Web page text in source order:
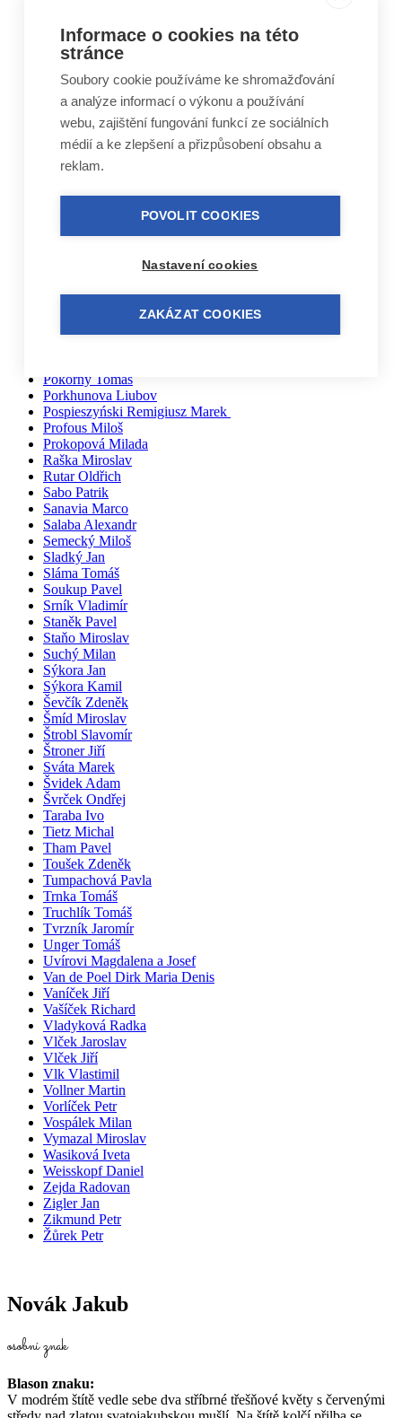
Mikoláš Zdeněk
Mikulášek Josef
Mikuláštíková Petra
Mikyska Jan
Moravec Jiří
Mošna Josef
Nitra Josef
Nohel Marcel
Novák Jakub
Palíkovi Irena a Martin
Pazderka Dalibor
Pokorný Tomáš
Porkhunova Liubov
Pospieszyński Remigiusz Marek
Profous Miloš
Prokopová Milada
Raška Miroslav
Rutar Oldřich
Sabo Patrik
Sanavia Marco
Salaba Alexandr
Semecký Miloš
Sladký Jan
Sláma Tomáš
Soukup Pavel
Srník Vladimír
Staněk Pavel
Staňo Miroslav
Suchý Milan
Sýkora Jan
Sýkora Kamil
Ševčík Zdeněk
Šmíd Miroslav
Štrobl Slavomír
Štroner Jiří
Sváta Marek
Švidek Adam
Švrček Ondřej
Taraba Ivo
Tietz Michal
Tham Pavel
Toušek Zdeněk
Tumpachová Pavla
Trnka Tomáš
Truchlík Tomáš
Tvrzník Jaromír
Unger Tomáš
Uvírovi Magdalena a Josef
Van de Poel Dirk Maria Denis
Vaníček Jiří
Vašíček Richard
Vladyková Radka
Vlček Jaroslav
Vlček Jiří
Vlk Vlastimil
Vollner Martin
Vorlíček Petr
Vospálek Milan
Vymazal Miroslav
Wasiková Iveta
Weisskopf Daniel
Zejda Radovan
Zigler Jan
Zikmund Petr
Žůrek Petr
Novák Jakub
osobní znak
Blason znaku:
V modrém štítě vedle sebe dva stříbrné třešňové květy s červenými
Informace o cookies na této
stránce
Soubory cookie používáme ke shromažďování
a analýze informací o výkonu a používání
webu, zajištění fungování funkcí ze sociálních
médií a ke zlepšení a přizpůsobení obsahu a
reklam.
POVOLIT COOKIES
Nastavení cookies
ZAKÁZAT COOKIES